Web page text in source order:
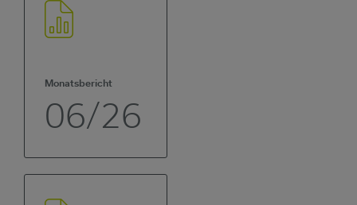
Monatsbericht
06/26